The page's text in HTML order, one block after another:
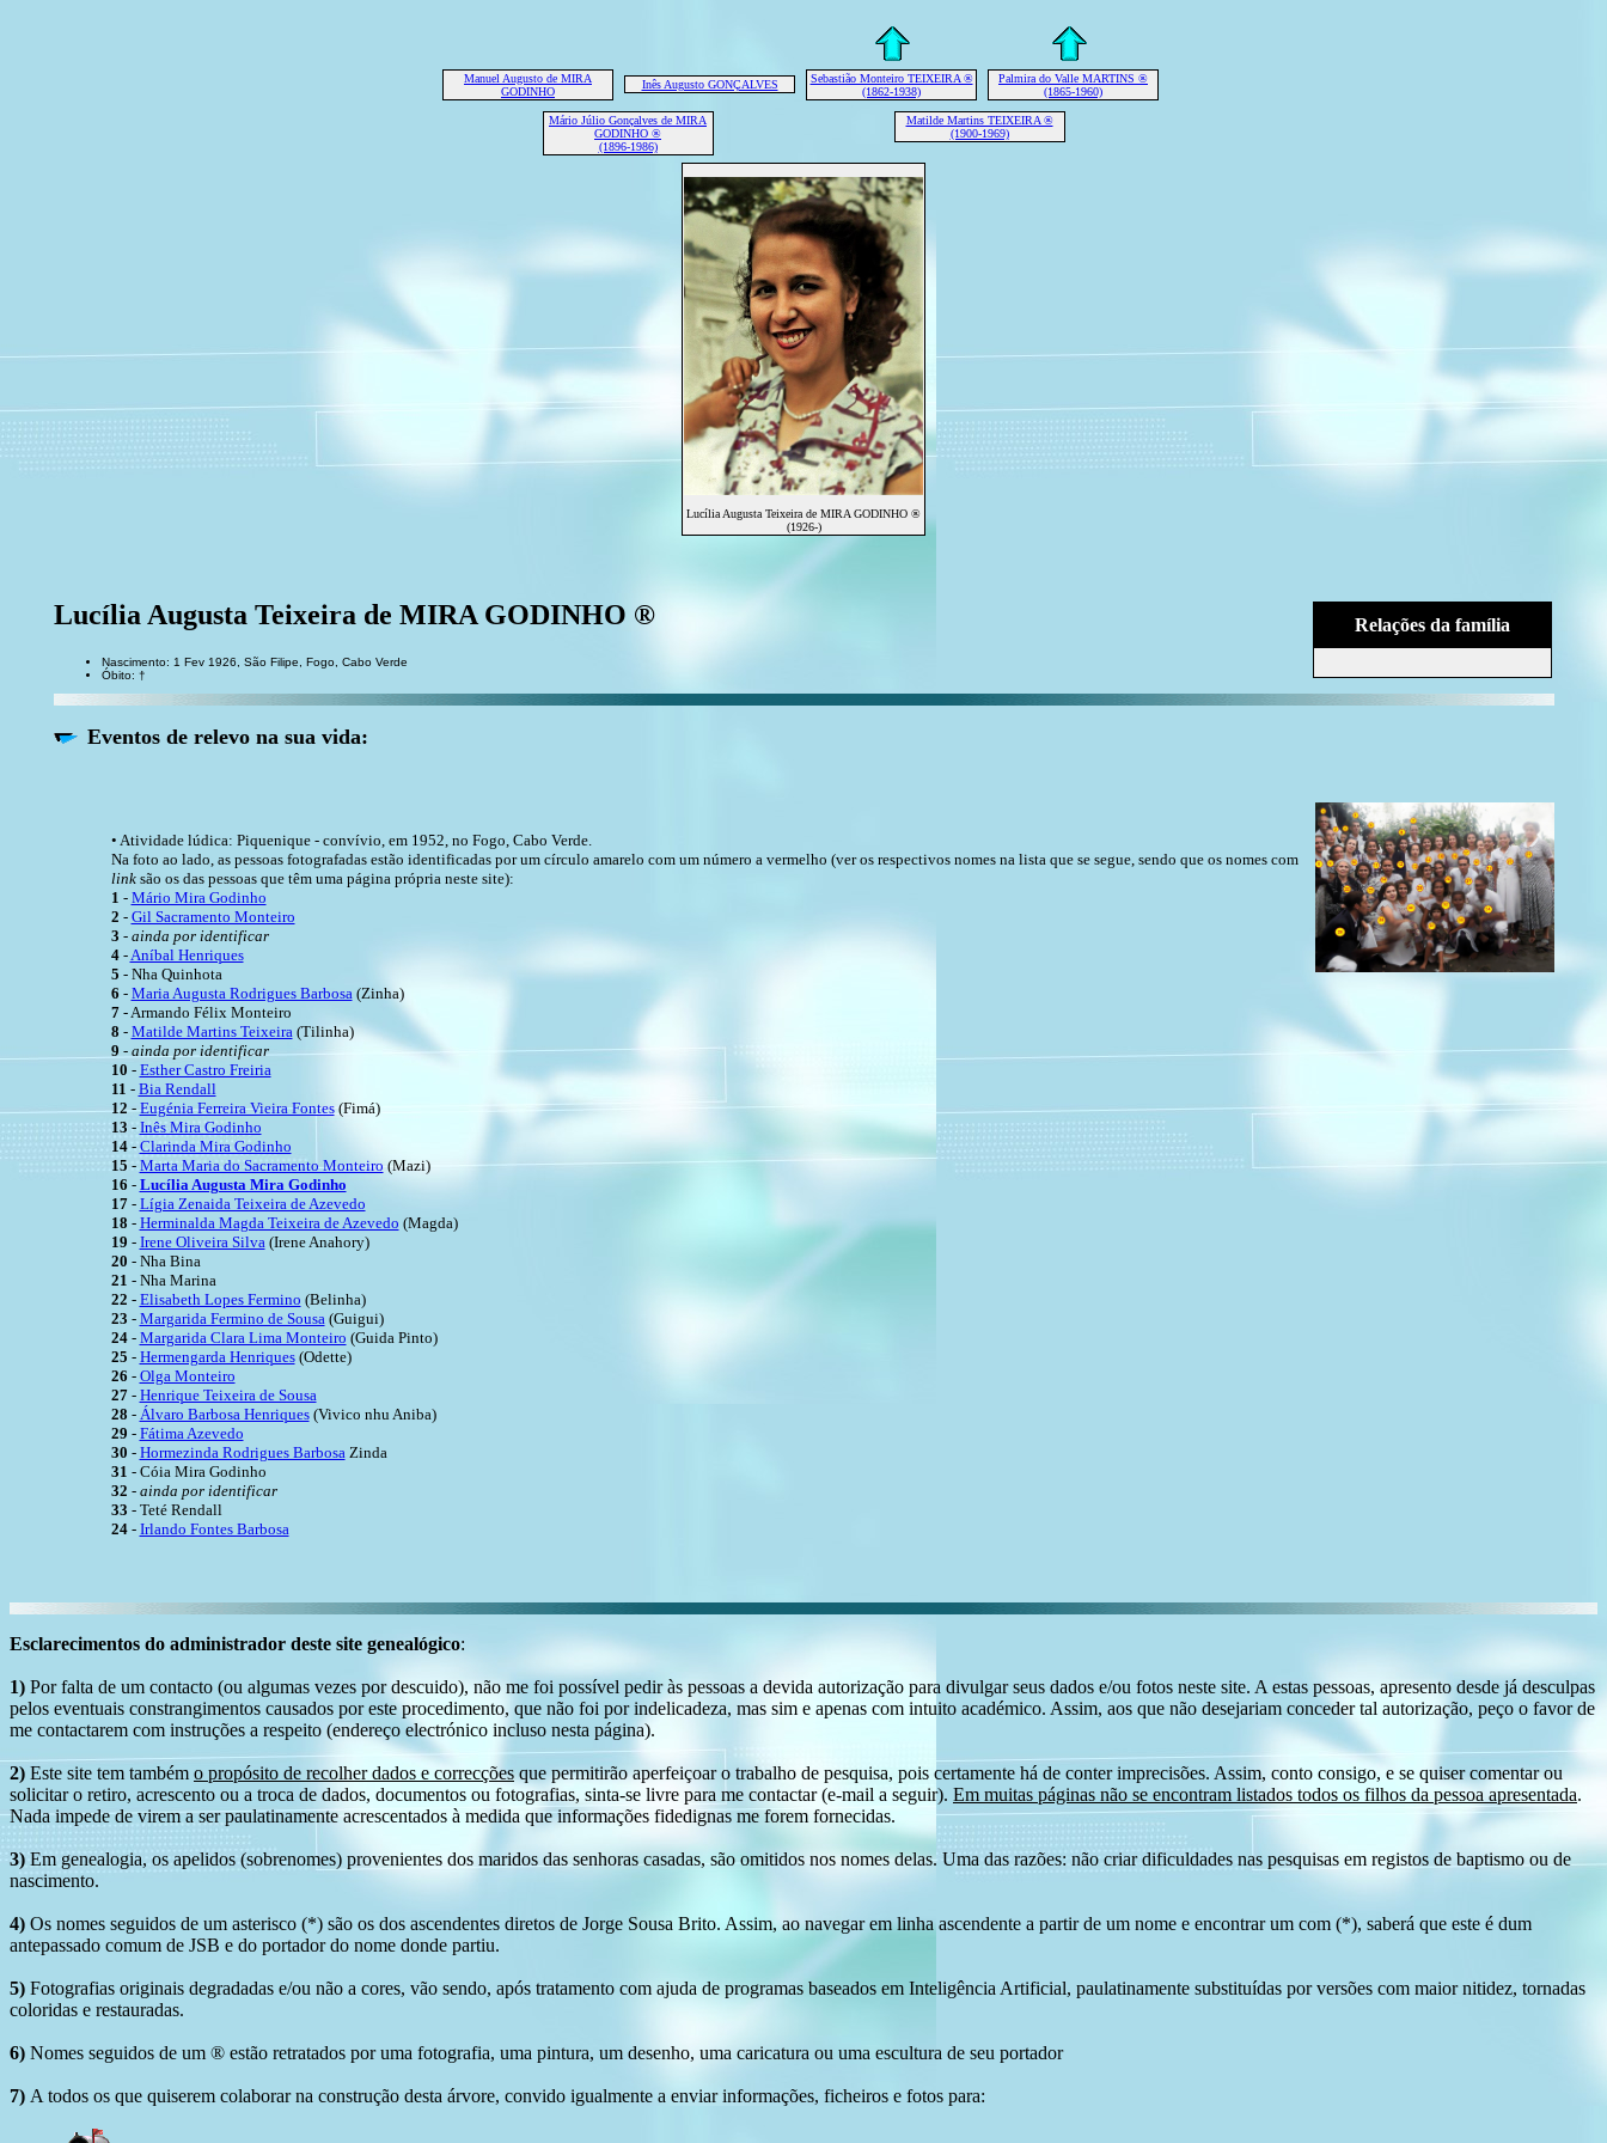
Manuel Augusto de MIRA
GODINHO
Inês Augusto GONÇALVES
Sebastião Monteiro TEIXEIRA ®
(1862-1938)
Palmira do Valle MARTINS ®
(1865-1960)
Mário Júlio Gonçalves de MIRA
GODINHO ®
(1896-1986)
Matilde Martins TEIXEIRA ®
(1900-1969)
Lucília Augusta Teixeira de MIRA GODINHO ®
(1926-)
Relações da família
Lucília Augusta Teixeira de MIRA GODINHO ®
Nascimento: 1 Fev 1926, São Filipe, Fogo, Cabo Verde
Óbito: †
Eventos de relevo na sua vida:
• Atividade lúdica: Piquenique - convívio, em 1952, no Fogo, Cabo Verde.
Na foto ao lado, as pessoas fotografadas estão identificadas por um círculo amarelo com um número a vermelho (ver os respectivos nomes na lista que se segue, sendo que os nomes com
linksão os das pessoas que têm uma página própria neste site):
1 - Mário Mira Godinho
2 - Gil Sacramento Monteiro
3 - ainda por identificar
4- Aníbal Henriques
5 - Nha Quinhota
6 - Maria Augusta Rodrigues Barbosa (Zinha)
7- Armando Félix Monteiro
8 - Matilde Martins Teixeira (Tilinha)
9 - ainda por identificar
10 - Esther Castro Freiria
11 - Bia Rendall
12- Eugénia Ferreira Vieira Fontes(Fimá)
13 - Inês Mira Godinho
14- Clarinda Mira Godinho
15 - Marta Maria do Sacramento Monteiro (Mazi)
16 - Lucília Augusta Mira Godinho
17- Lígia Zenaida Teixeira de Azevedo
18 - Herminalda Magda Teixeira de Azevedo (Magda)
19 - Irene Oliveira Silva (Irene Anahory)
20 - Nha Bina
21 - Nha Marina
22 - Elisabeth Lopes Fermino (Belinha)
23 - Margarida Fermino de Sousa (Guigui)
24- Margarida Clara Lima Monteiro (Guida Pinto)
25 - Hermengarda Henriques(Odette)
26 - Olga Monteiro
27- Henrique Teixeira de Sousa
28 - Álvaro Barbosa Henriques(Vivico nhu Aniba)
29 - Fátima Azevedo
30 - Hormezinda Rodrigues Barbosa Zinda
31 - Cóia Mira Godinho
32 - ainda por identificar
33 - Teté Rendall
24- Irlando Fontes Barbosa
Esclarecimentos do administrador deste site genealógico:
1) Por falta de um contacto (ou algumas vezes por descuido), não me foi possível pedir às pessoas a devida autorização para divulgar seus dados e/ou fotos neste site. A estas pessoas, apresento desde já desculpas
pelos eventuais constrangimentos causados por este procedimento, que não foi por indelicadeza, mas sim e apenas com intuito académico. Assim, aos que não desejariam conceder tal autorização, peço o favor de
me contactarem com instruções a respeito (endereço electrónico incluso nesta página).
2) Este site tem também o propósito de recolher dados e correcções que permitirão aperfeiçoar o trabalho de pesquisa, pois certamente há de conter imprecisões. Assim, conto consigo, e se quiser comentar ou
solicitar o retiro, acrescento ou a troca de dados, documentos ou fotografias, sinta-se livre para me contactar (e-mail a seguir). Em muitas páginas não se encontram listados todos os filhos da pessoa apresentada.
Nada impede de virem a ser paulatinamente acrescentados à medida que informações fidedignas me forem fornecidas.
3) Em genealogia, os apelidos (sobrenomes) provenientes dos maridos das senhoras casadas, são omitidos nos nomes delas. Uma das razões: não criar dificuldades nas pesquisas em registos de baptismo ou de
nascimento.
4) Os nomes seguidos de um asterisco (*) são os dos ascendentes diretos de Jorge Sousa Brito. Assim, ao navegar em linha ascendente a partir de um nome e encontrar um com (*), saberá que este é dum
antepassado comum de JSB e do portador do nome donde partiu.
5) Fotografias originais degradadas e/ou não a cores, vão sendo, após tratamento com ajuda de programas baseados em Inteligência Artificial, paulatinamente substituídas por versões com maior nitidez, tornadas
coloridas e restauradas.
6) Nomes seguidos de um ® estão retratados por uma fotografia, uma pintura, um desenho, uma caricatura ou uma escultura de seu portador
7) A todos os que quiserem colaborar na construção desta árvore, convido igualmente a enviar informações, ficheiros e fotos para: